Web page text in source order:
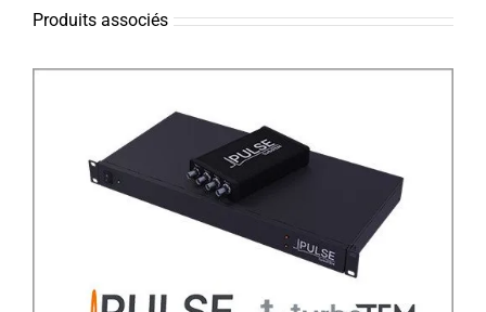
Produits associés